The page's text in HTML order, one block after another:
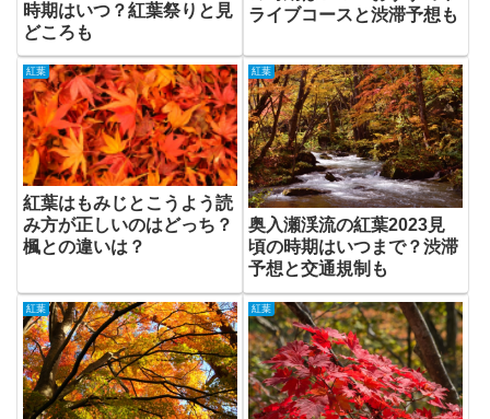
時期はいつ？紅葉祭りと見
どころも
ライブコースと渋滞予想も
紅葉
紅葉はもみじとこうよう読
み方が正しいのはどっち？
楓との違いは？
紅葉
奥入瀬渓流の紅葉2023見
頃の時期はいつまで？渋滞
予想と交通規制も
紅葉 紅葉